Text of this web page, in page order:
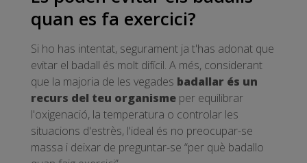
quan es fa exercici?
Si ho has intentat, segurament ja t'has adonat que
evitar el badall és molt difícil. A més, considerant
que la majoria de les vegades badallar és un
recurs del teu organisme per equilibrar
l'oxigenació, la temperatura o controlar les
situacions d'estrès, l'ideal és no preocupar-se
massa i deixar de preguntar-se “per què badallo